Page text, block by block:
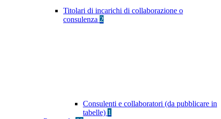
Titolari di incarichi di collaborazione o
consulenza 2
Consulenti e collaboratori (da pubblicare in
tabelle) 1